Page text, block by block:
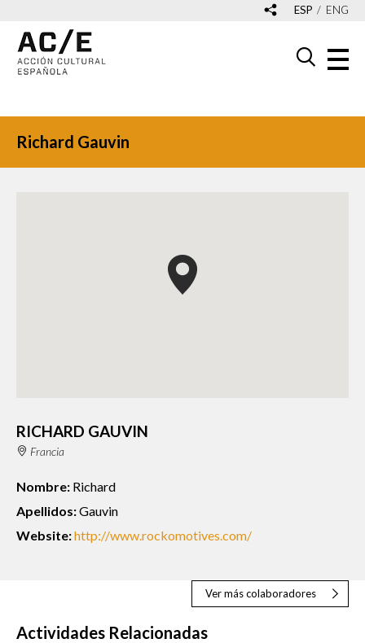
ESP ENG
Richard Gauvin
RICHARD GAUVIN
Francia
Nombre: Richard
Apellidos:Gauvin
Website:http://www.rockomotives.com/
Ver más colaboradores
Actividades Relacionadas